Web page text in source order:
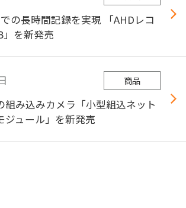
の長時間記録を実現 「AHDレコ
」を新発売
商品
組み込みカメラ「小型組込ネット
ジュール」を新発売